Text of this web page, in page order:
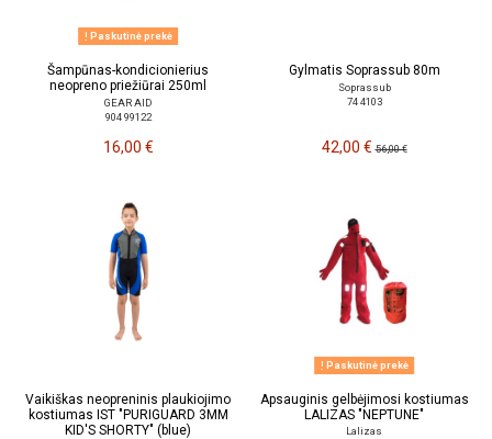
Paskutinė prekė
Šampūnas-kondicionierius
neopreno priežiūrai 250ml
GEAR AID
904 99122
16,00 €
Gylmatis Soprassub 80m
Soprassub
74 4103
42,00 €56,00 €
Vaikiškas neopreninis plaukiojimo
kostiumas IST "PURIGUARD 3MM
KID'S SHORTY" (blue)
Paskutinė prekė
Apsauginis gelbėjimosi kostiumas
LALIZAS "NEPTUNE"
Lalizas